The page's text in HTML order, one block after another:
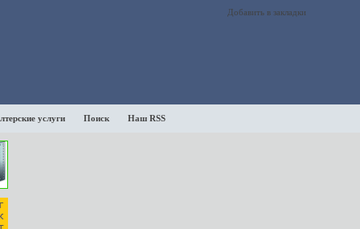
Добавить в закладки
услуги Поиск Наш RSS